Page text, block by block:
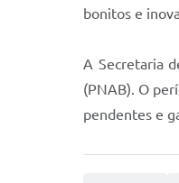
bonitos e
A Secretaria
(PNAB). O
pendentes e